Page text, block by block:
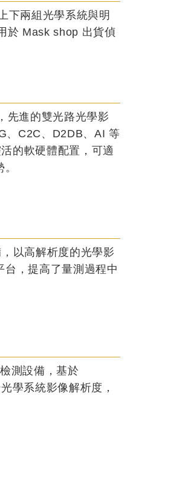
下兩組光學系統與明
於 Mask shop 出貨偵
先進的雙光路光學影
、C2C、D2DB、AI 等
的軟硬體配置，可適
以高解析度的光學影
，提高了量測過程中
測設備，基於
學系統影像解析度，